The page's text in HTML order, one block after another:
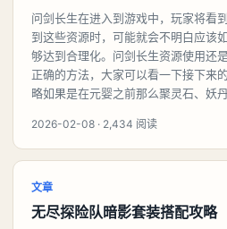
问剑长生在进入到游戏中，玩家将看
到这些资源时，可能就会不明白应该
够达到合理化。问剑长生资源使用还
正确的方法，大家可以看一下接下来
略如果是在元婴之前那么聚灵石、妖
2026-02-08 · 2,434 阅读
文章
无尽探险队暗影套装搭配攻略